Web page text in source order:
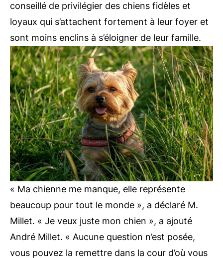
conseillé de privilégier des chiens fidèles et
loyaux qui s’attachent fortement à leur foyer et
sont moins enclins à s’éloigner de leur famille.
« Ma chienne me manque, elle représente
beaucoup pour tout le monde », a déclaré M.
Millet. « Je veux juste mon chien », a ajouté
André Millet. « Aucune question n’est posée,
vous pouvez la remettre dans la cour d’où vous